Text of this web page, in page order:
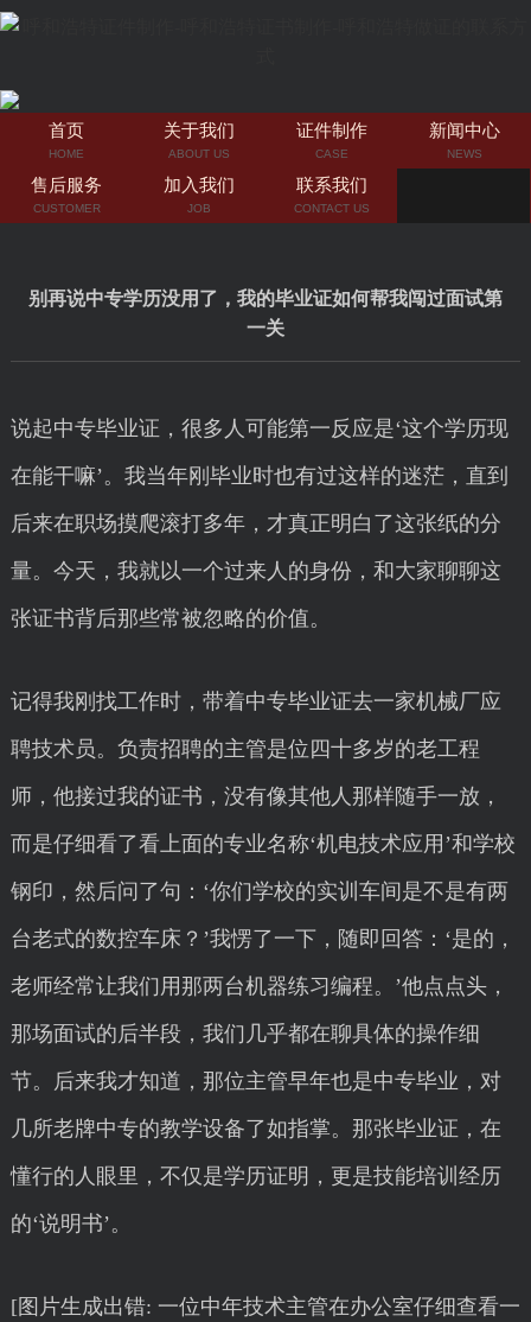
首页
HOME
关于我们
ABOUT US
证件制作
CASE
新闻中心
NEWS
售后服务
CUSTOMER
加入我们
JOB
联系我们
CONTACT US
别再说中专学历没用了，我的毕业证如何帮我闯过面试第
一关
说起中专毕业证，很多人可能第一反应是‘这个学历现
在能干嘛’。我当年刚毕业时也有过这样的迷茫，直到
后来在职场摸爬滚打多年，才真正明白了这张纸的分
量。今天，我就以一个过来人的身份，和大家聊聊这
张证书背后那些常被忽略的价值。
记得我刚找工作时，带着中专毕业证去一家机械厂应
聘技术员。负责招聘的主管是位四十多岁的老工程
师，他接过我的证书，没有像其他人那样随手一放，
而是仔细看了看上面的专业名称‘机电技术应用’和学校
钢印，然后问了句：‘你们学校的实训车间是不是有两
台老式的数控车床？’我愣了一下，随即回答：‘是的，
老师经常让我们用那两台机器练习编程。’他点点头，
那场面试的后半段，我们几乎都在聊具体的操作细
节。后来我才知道，那位主管早年也是中专毕业，对
几所老牌中专的教学设备了如指掌。那张毕业证，在
懂行的人眼里，不仅是学历证明，更是技能培训经历
的‘说明书’。
[图片生成出错: 一位中年技术主管在办公室仔细查看一